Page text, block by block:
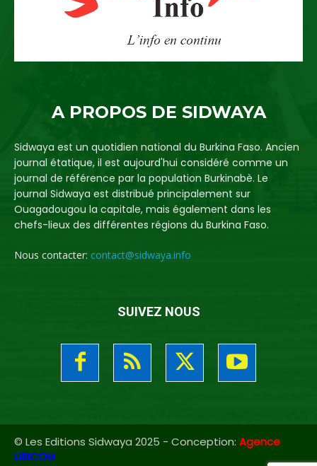
A PROPOS DE SIDWAYA
Sidwaya est un quotidien national du Burkina Faso. Ancien
journal étatique, il est aujourd'hui considéré comme un
journal de référence par la population Burkinabè. Le
journal Sidwaya est distribué principalement sur
Ouagadougou la capitale, mais également dans les
chefs-lieux des différentes régions du Burkina Faso.
Nous contacter: contact@sidwaya.info
SUIVEZ NOUS
© Les Editions Sidwaya 2025 - Conception: Agence
UBICOM